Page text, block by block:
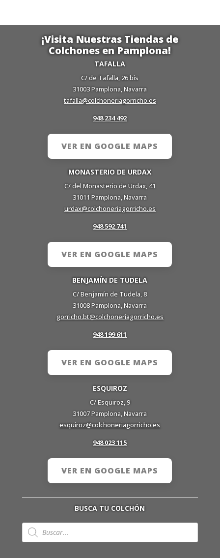
¡Visita Nuestras Tiendas de
Colchones en Pamplona!
TAFALLA
C/ de Tafalla, 26 bis
31003 Pamplona, Navarra
tafalla@colchoneriagorricho.es
948 234 492
VER EN GOOGLE MAPS
MONASTERIO DE URDAX
C/ del Monasterio de Urdax, 41
31011 Pamplona, Navarra
urdax@colchoneriagorricho.es
948 592 741
VER EN GOOGLE MAPS
BENJAMÍN DE TUDELA
C/ Benjamín de Tudela, 8
31008 Pamplona, Navarra
gorricho.bt@colchoneriagorricho.es
948 199 611
VER EN GOOGLE MAPS
ESQUIROZ
C/ Esquiroz, 9
31007 Pamplona, Navarra
esquiroz@colchoneriagorricho.es
948 023 115
VER EN GOOGLE MAPS
BUSCA TU COLCHÓN
Búsqueda
de
productos